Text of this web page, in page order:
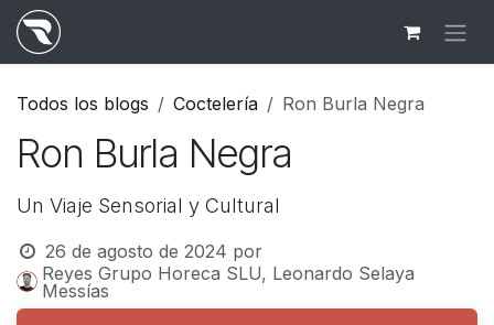
Ir al contenido
Todos los blogs Coctelería Ron Burla Negra
Ron Burla Negra
Un Viaje Sensorial y Cultural
26 de agosto de 2024 por
Reyes Grupo Horeca SLU, Leonardo Selaya
Messías